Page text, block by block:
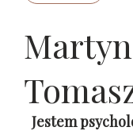
Jestem